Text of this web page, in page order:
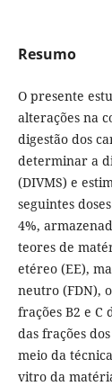
Resumo
O presente
alterações na
digestão dos
determinar a
(DIVMS) e
seguintes
4%,
teores de
etéreo (EE),
neutro (FDN),
frações B2 e C
das frações
meio da
vitro da